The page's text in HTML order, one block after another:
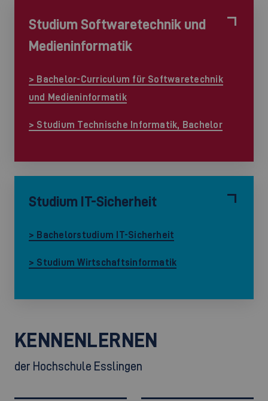
Studium Softwaretechnik und
Medieninformatik
> Bachelor-Curriculum für Softwaretechnik
und Medieninformatik
> Studium Technische Informatik, Bachelor
Studium IT-Sicherheit
> Bachelorstudium IT-Sicherheit
> Studium Wirtschaftsinformatik
KENNENLERNEN
der Hochschule Esslingen